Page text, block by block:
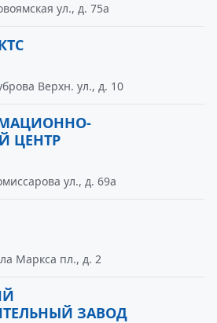
ул., д. 75а
Верхн. ул., д. 10
ЦЕНТР
ул., д. 69а
Маркса пл., д. 2
ЗАВОД